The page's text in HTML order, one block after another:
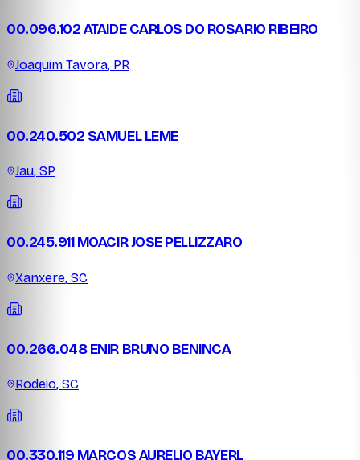
00.096.102 ATAIDE CARLOS DO ROSARIO RIBEIRO
Joaquim Tavora, PR
00.240.502 SAMUEL LEME
Jau, SP
00.245.911 MOACIR JOSE PELLIZZARO
Xanxere, SC
00.266.048 ENIR BRUNO BENINCA
Rodeio, SC
00.330.119 MARCOS AURELIO BAYERL